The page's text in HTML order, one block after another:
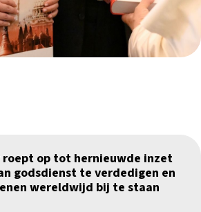
roept op tot hernieuwde inzet
godsdienst te verdedigen en
wereldwijd bij te staan